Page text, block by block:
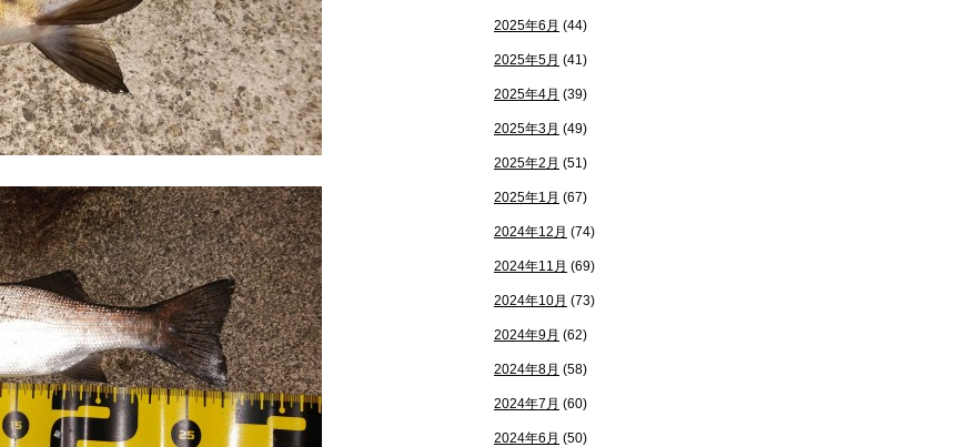
2025年6月 (44)
2025年5月 (41)
2025年4月 (39)
2025年3月 (49)
2025年2月 (51)
2025年1月 (67)
2024年12月 (74)
2024年11月 (69)
2024年10月 (73)
2024年9月 (62)
2024年8月 (58)
2024年7月 (60)
2024年6月 (50)